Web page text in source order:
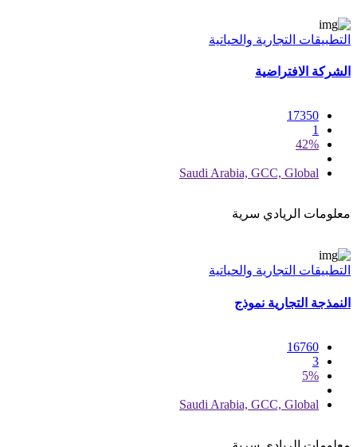
التطبيقات التجارية والحياتية
الشركة الافتراضية
17350
1
42%
Saudi Arabia, GCC, Global
معلومات الريادي سرية
التطبيقات التجارية والحياتية
النمذجة التجارية نموذج
16760
3
5%
Saudi Arabia, GCC, Global